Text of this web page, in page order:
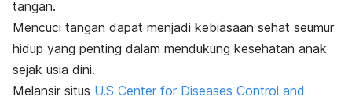
tangan.
Mencuci tangan dapat menjadi kebiasaan sehat seumur
hidup yang penting dalam mendukung kesehatan anak
sejak usia dini.
Melansir situs U.S Center for Diseases Control and